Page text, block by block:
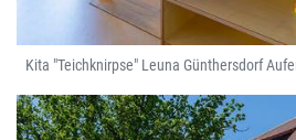
Kita "Teichknirpse" Leuna Günthersdorf